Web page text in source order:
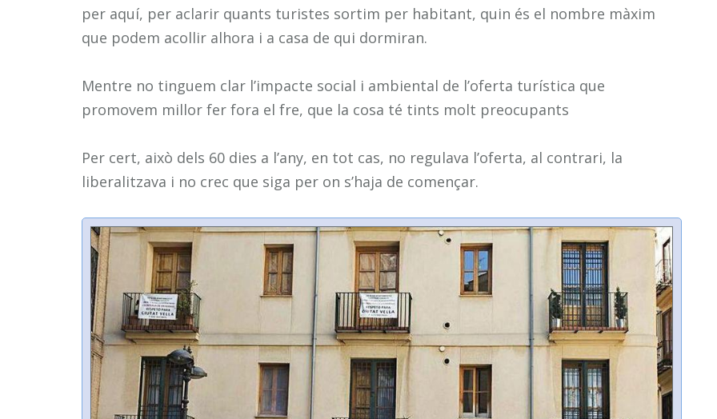
per aquí, per aclarir quants turistes sortim per habitant, quin és el nombre màxim
que podem acollir alhora i a casa de qui dormiran.
Mentre no tinguem clar l’impacte social i ambiental de l’oferta turística que
promovem millor fer fora el fre, que la cosa té tints molt preocupants
Per cert, això dels 60 dies a l’any, en tot cas, no regulava l’oferta, al contrari, la
liberalitzava i no crec que siga per on s’haja de començar.